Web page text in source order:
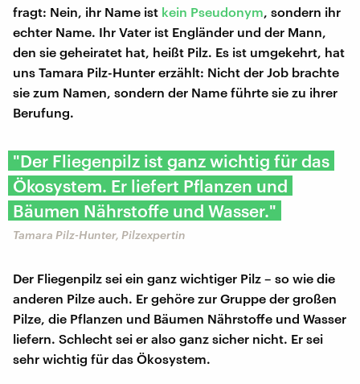
fragt: Nein, ihr Name ist kein Pseudonym , sondern ihr
echter Name. Ihr Vater ist Engländer und der Mann,
den sie geheiratet hat, heißt Pilz. Es ist umgekehrt, hat
uns Tamara Pilz-Hunter erzählt: Nicht der Job brachte
sie zum Namen, sondern der Name führte sie zu ihrer
Berufung.
"Der Fliegenpilz ist ganz wichtig für das
Ökosystem. Er liefert Pflanzen und
Bäumen Nährstoffe und Wasser."
Tamara Pilz-Hunter, Pilzexpertin
Der Fliegenpilz sei ein ganz wichtiger Pilz – so wie die
anderen Pilze auch. Er gehöre zur Gruppe der großen
Pilze, die Pflanzen und Bäumen Nährstoffe und Wasser
liefern. Schlecht sei er also ganz sicher nicht. Er sei
sehr wichtig für das Ökosystem.